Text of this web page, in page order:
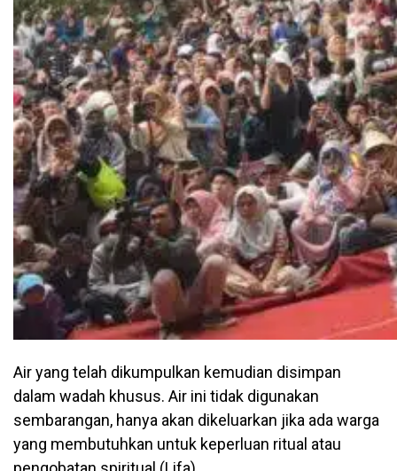
Air yang telah dikumpulkan kemudian disimpan
dalam wadah khusus. Air ini tidak digunakan
sembarangan, hanya akan dikeluarkan jika ada warga
yang membutuhkan untuk keperluan ritual atau